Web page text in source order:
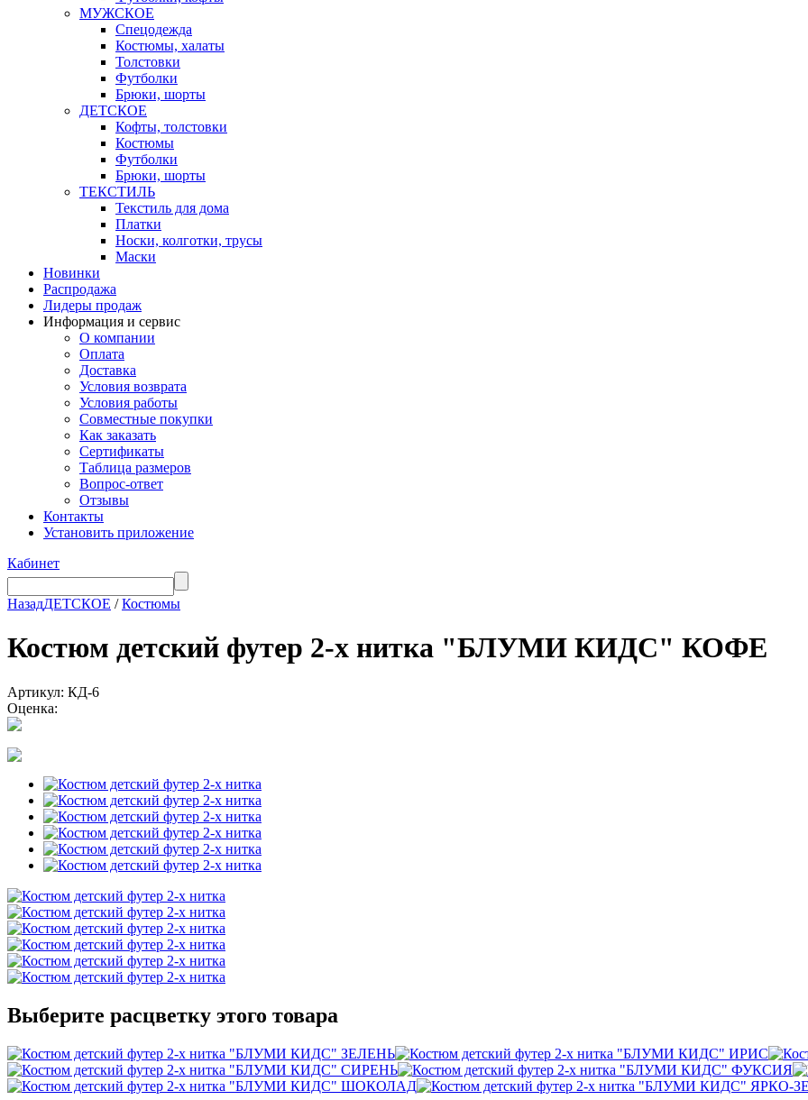
МУЖСКОЕ
Спецодежда
Костюмы, халаты
Толстовки
Футболки
Брюки, шорты
ДЕТСКОЕ
Кофты, толстовки
Костюмы
Футболки
Брюки, шорты
ТЕКСТИЛЬ
Текстиль для дома
Платки
Носки, колготки, трусы
Маски
Новинки
Распродажа
Лидеры продаж
Информация и сервис
О компании
Оплата
Доставка
Условия возврата
Условия работы
Совместные покупки
Как заказать
Сертификаты
Таблица размеров
Вопрос-ответ
Отзывы
Контакты
Установить приложение
Кабинет
НазадДЕТСКОЕ /Костюмы
Костюм детский футер 2-х нитка "БЛУМИ КИДС" КОФЕ
Артикул: КД-6
Оценка:
Выберите расцветку этого товара